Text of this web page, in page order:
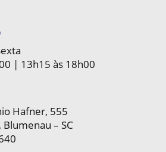
| 13h15 às 18h00
Hafner, 555
– SC